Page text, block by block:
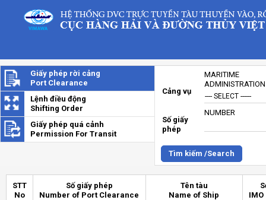
Giấy phép rời cảng
Port Clearance
Lệnh điều động
Shifting Order
Giấy phép quá cảnh
Permission For Transit
Cảng vụ
MARITIME
Số giấy
phép
NUMBER
Tìm kiếm /Search
STT
No
Số giấy phép
Number of Port Clearance
Tên tàu
Name of Ship